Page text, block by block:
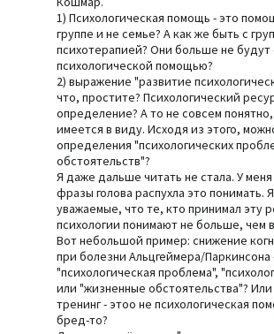
1) Психологическая помощь - это
группе и не семье? А как же быть с
психотерапией? Они больше не будут
психологической помощью?
2) выражение "развитие
что, простите? Психологический
определение? А то не совсем
имеется в виду. Исходя из этого,
определения "психологических
обстоятельств"?
Я даже дальше читать не стала. У
фразы голова распухла это понимать.
уважаемые, что те, кто принимал эту
психологии понимают не больше, чем
Вот небольшой пример: снижение
при болезни Альцгеймера/Паркинсона
"психологическая проблема",
или "жизненные обстоятельства"?
тренинг - этоо не психологическая
бред-то?